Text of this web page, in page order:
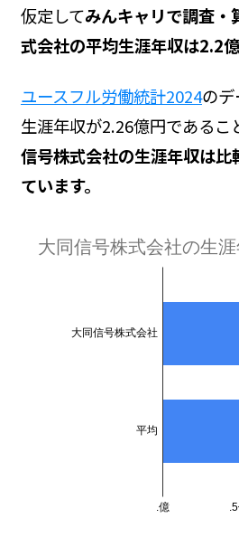
仮定してみんキャリで調査・
式会社の平均生涯年収は2.2億
ユースフル労働統計2024のデ
生涯年収が2.26億円であるこ
信号株式会社の生涯年収は比
ています。